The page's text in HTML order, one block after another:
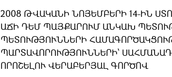
2008 ԹՎԱԿԱՆԻ ՆՈՅԵՄԲԵՐԻ 14-ԻՆ
ԱՃԻ ԴԵՄ ՊԱՅՔԱՐՈՒՄ ԱՆԿԱԽ
ՊԵՏՈՒԹՅՈՒՆՆԵՐԻ
ՊԱՐՏԱՎՈՐՈՒԹՅՈՒՆՆԵՐԻ՝
ՈՐՈՇԵԼՈՒ ՎԵՐԱԲԵՐՅԱԼ ԳՈՐԾՈՎ